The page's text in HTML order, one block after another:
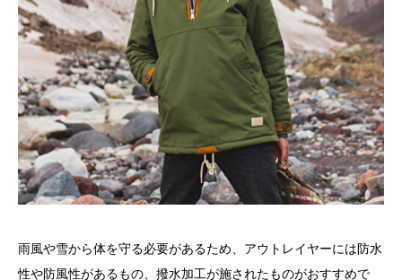
雨風や雪から体を守る必要があるため、アウトレイヤーには防水
性や防風性があるもの、撥水加工が施されたものがおすすめで